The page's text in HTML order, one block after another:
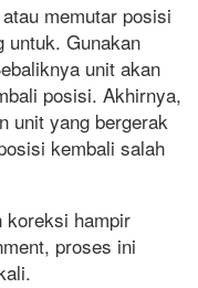
memutar posisi
untuk. Gunakan
unit akan
posisi. Akhirnya,
unit yang bergerak
kembali salah
koreksi hampir
proses ini